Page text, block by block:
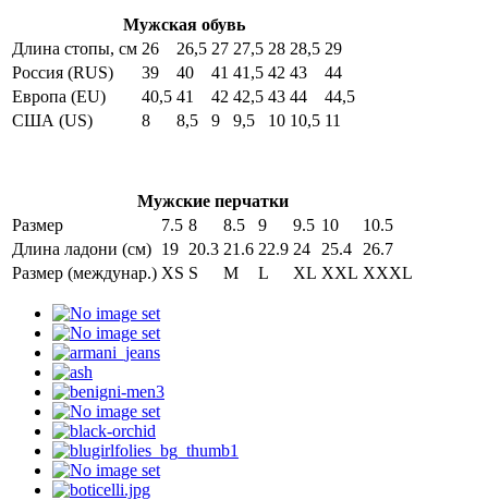
Мужская обувь
Длина стопы, см 26 26,5 27 27,5 28 28,5 29
Россия (RUS)
39 40 41 41,5 42 43
44
Европа (EU)
40,5 41 42 42,5 43 44
44,5
США (US)
8 8,5 9 9,5 10 10,5 11
Мужские перчатки
Размер
7.5 8 8.5 9 9.5 10
10.5
Длина ладони (см) 19 20.3 21.6 22.9 24 25.4
26.7
Размер (междунар.) XS S M L XL XXL XXXL